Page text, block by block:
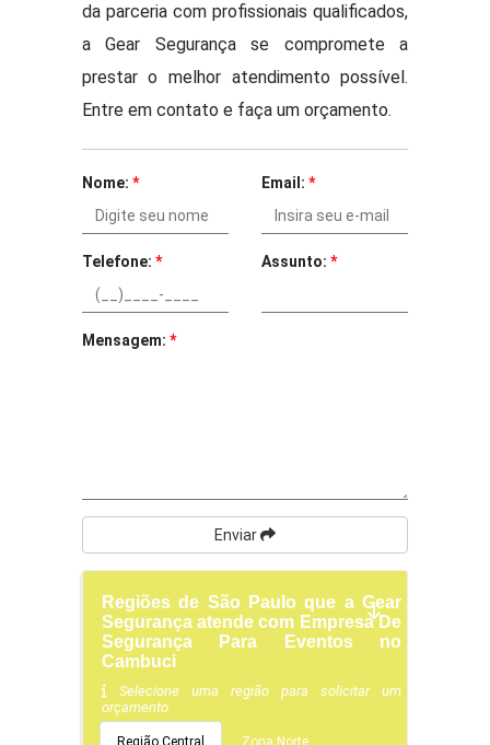
da parceria com profissionais qualificados,
a Gear Segurança se compromete a
prestar o melhor atendimento possível.
Entre em contato e faça um orçamento.
Nome: * Email: *
Telefone: * Assunto: *
Mensagem: *
Enviar
Regiões de São Paulo que a Gear
Segurança atende com Empresa De
Segurança Para Eventos no
Cambuci
Selecione uma região para solicitar um
orçamento
Região Central Zona Norte